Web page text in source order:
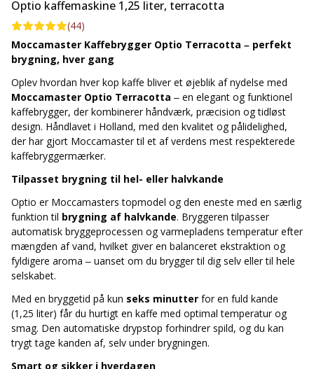
trygt tage kanden af, selv under brygningen.
Smart og sikker i hverdagen
Moccamaster Optioer udstyret med en praktisk
indikatorlampe, der viser, hvornår bryggeren skal afkalkes,
hvilket letter vedligeholdelsen og forlænger produktets levetid.
Efter 40 minutter slukker bryggeren automatisk – en funktion,
der både sparer energi og øger sikkerheden i køkkenet.
Tekniske specifikationer
Kapacitet:1,25 liter (10 kopper)
Bryggetid:ca. 6 minutter
<
Optio kaffemaskine 1,25 liter, terracotta
(44)
Moccamaster Kaffebrygger Optio Terracotta – perfekt
brygning, hver gang
Oplev hvordan hver kop kaffe bliver et øjeblik af nydelse med
Moccamaster Optio Terracotta – en elegant og funktionel
kaffebrygger, der kombinerer håndværk, præcision og tidløst
design. Håndlavet i Holland, med den kvalitet og pålidelighed,
der har gjort Moccamaster til et af verdens mest respekterede
kaffebryggermærker.
Tilpasset brygning til hel- eller halvkande
Optio er Moccamasters topmodel og den eneste med en særlig
funktion til brygning af halvkande. Bryggeren tilpasser
automatisk bryggeprocessen og varmepladens temperatur efter
mængden af vand, hvilket giver en balanceret ekstraktion og
fyldigere aroma – uanset om du brygger til dig selv eller til hele
selskabet.
Med en bryggetid på kun seks minutter for en fuld kande
(1,25 liter) får du hurtigt en kaffe med optimal temperatur og
smag. Den automatiske drypstop forhindrer spild, og du kan
trygt tage kanden af, selv under brygningen.
Smart og sikker i hverdagen